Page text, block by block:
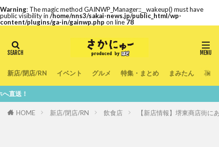
Warning: The magic method GAINWP_Manager::__wakeup() must have
public visibility in /home/nns3/sakai-news.jp/public_html/wp-
content/plugins/ga-in/gainwp.php on line 78
新店/閉店/RN イベント グルメ 特集・まとめ まみたん 暮ら
HOME 新店/閉店/RN 飲食店 【新店情報】堺東商店街